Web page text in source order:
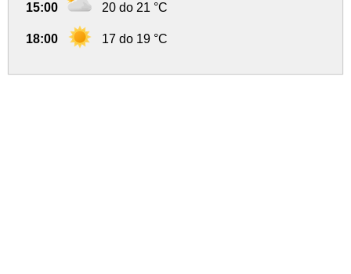
15:00 20 do 21 °C
18:00 17 do 19 °C